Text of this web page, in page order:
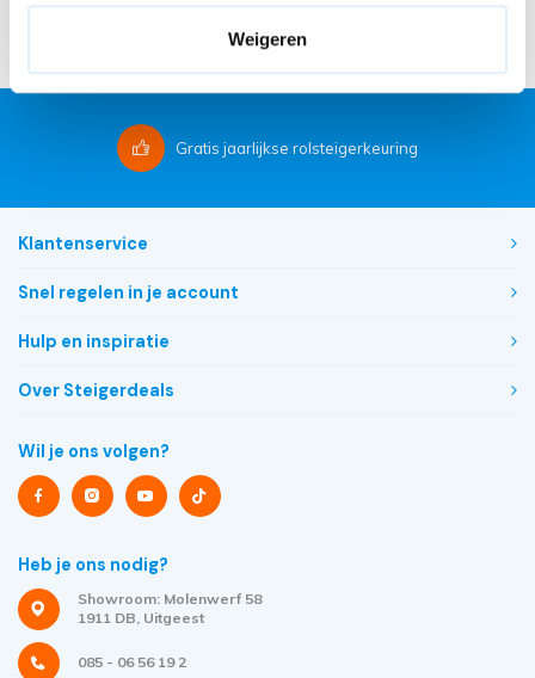
Weigeren
Gratis jaarlijkse rolsteigerkeuring
Klantenservice
Snel regelen in je account
Hulp en inspiratie
Over Steigerdeals
Wil je ons volgen?
Heb je ons nodig?
Showroom: Molenwerf 58
1911 DB, Uitgeest
085 - 06 56 19 2